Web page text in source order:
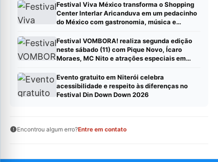
Festival Viva México transforma o Shopping
Center Interlar Aricanduva em um pedacinho
do México com gastronomia, música e
Festival VOMBORA! realiza segunda edição
neste sábado (11) com Pique Novo, Ícaro
Moraes, MC Nito e atrações especiais em
Evento gratuito em Niterói celebra
acessibilidade e respeito às diferenças no
Festival Din Down Down 2026
Encontrou algum erro?Entre em contato